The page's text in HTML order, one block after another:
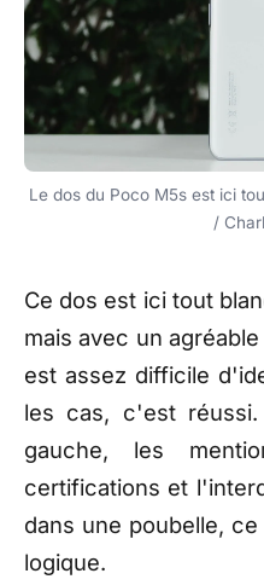
Le dos du Poco M5s est ici
/
Ce dos est ici tout
mais avec un
est assez difficile
les cas, c'est
gauche, les
certifications et
dans une poubelle,
logique.